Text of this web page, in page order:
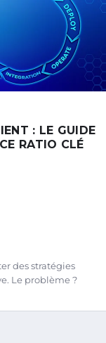
: LE GUIDE
RATIO CLÉ
des stratégies
Le problème ?